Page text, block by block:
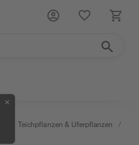
✕
Teichpflanzen & Uferpflanzen /